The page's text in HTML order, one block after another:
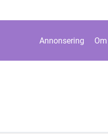
Annonsering